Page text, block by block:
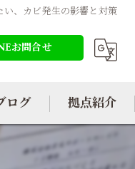
、カビ発生の影響と対策
お問合せ
ログ 拠点紹介